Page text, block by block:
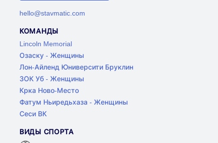
hello@stavmatic.com
КОМАНДЫ
Lincoln Memorial
Озаску - Женщины
Лон-Айленд Юниверсити Бруклин
ЗОК Уб - Женщины
Крка Ново-Место
Фатум Ньиредьхаза - Женщины
Сеси ВК
ВИДЫ СПОРТА